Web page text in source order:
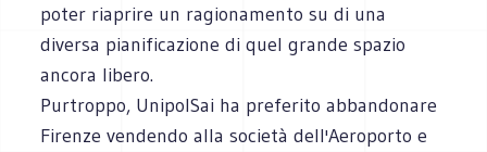
poter riaprire un ragionamento su di una
diversa pianificazione di quel grande spazio
ancora libero.
Purtroppo, UnipolSai ha preferito abbandonare
Firenze vendendo alla società dell'Aeroporto e